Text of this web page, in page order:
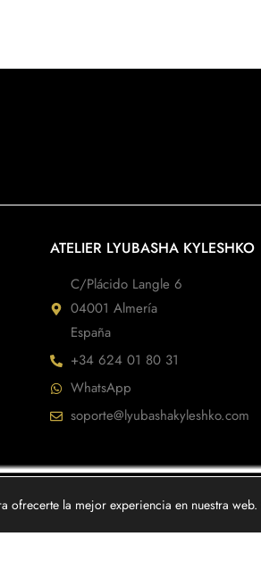
ATELIER LYUBASHA KYLESHKO
C/Plácido Langle 6
04001 Almería
España
+34 624 01 80 31
WhatsApp
soporte@lyubashakyleshko.com
® Lyubasha Kyleshko marca
ofrecerte la mejor experiencia en nuestra